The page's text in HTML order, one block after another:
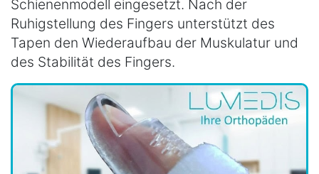
Schienenmodell eingesetzt. Nach der
Ruhigstellung des Fingers unterstützt des
Tapen den Wiederaufbau der Muskulatur und
des Stabilität des Fingers.